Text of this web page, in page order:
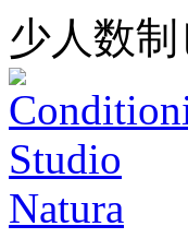
少人数